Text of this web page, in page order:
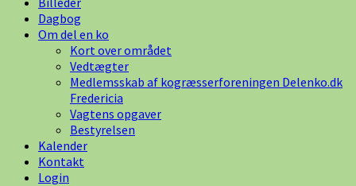
Dagbog
Om del en ko
Kort over området
Vedtægter
Medlemsskab af kogræsserforeningen Delenko.dk
Fredericia
Vagtens opgaver
Bestyrelsen
Kalender
Kontakt
Login